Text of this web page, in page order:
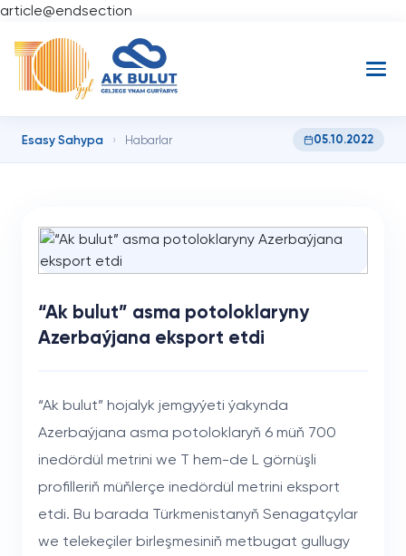
article@endsection
Esasy Sahypa › Habarlar 05.10.2022
“Ak bulut” asma potoloklaryny
Azerbaýjana eksport etdi
“Ak bulut” hojalyk jemgyýeti ýakynda
Azerbaýjana asma potoloklaryň 6 müň 700
inedördül metrini we T hem-de L görnüşli
profilleriň müňlerçe inedördül metrini eksport
etdi. Bu barada Türkmenistanyň Senagatçylar
we telekeçiler birleşmesiniň metbugat gullugy